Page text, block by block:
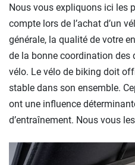
Nous vous expliquons ici les
compte lors de l’achat d’un
générale, la qualité de votre
de la bonne coordination
vélo. Le vélo de biking doit
stable dans son ensemble.
ont une influence
d’entraînement. Nous vous